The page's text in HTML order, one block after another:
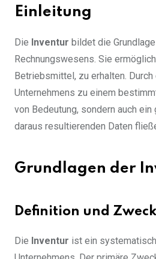
Einleitung
Die Inventur bildet die
Rechnungswesens. Sie
Betriebsmittel, zu erhalten.
Unternehmens zu einem
von Bedeutung, sondern auch
daraus resultierenden Daten
Grundlagen der
Definition und Zweck
Die Inventur ist ein